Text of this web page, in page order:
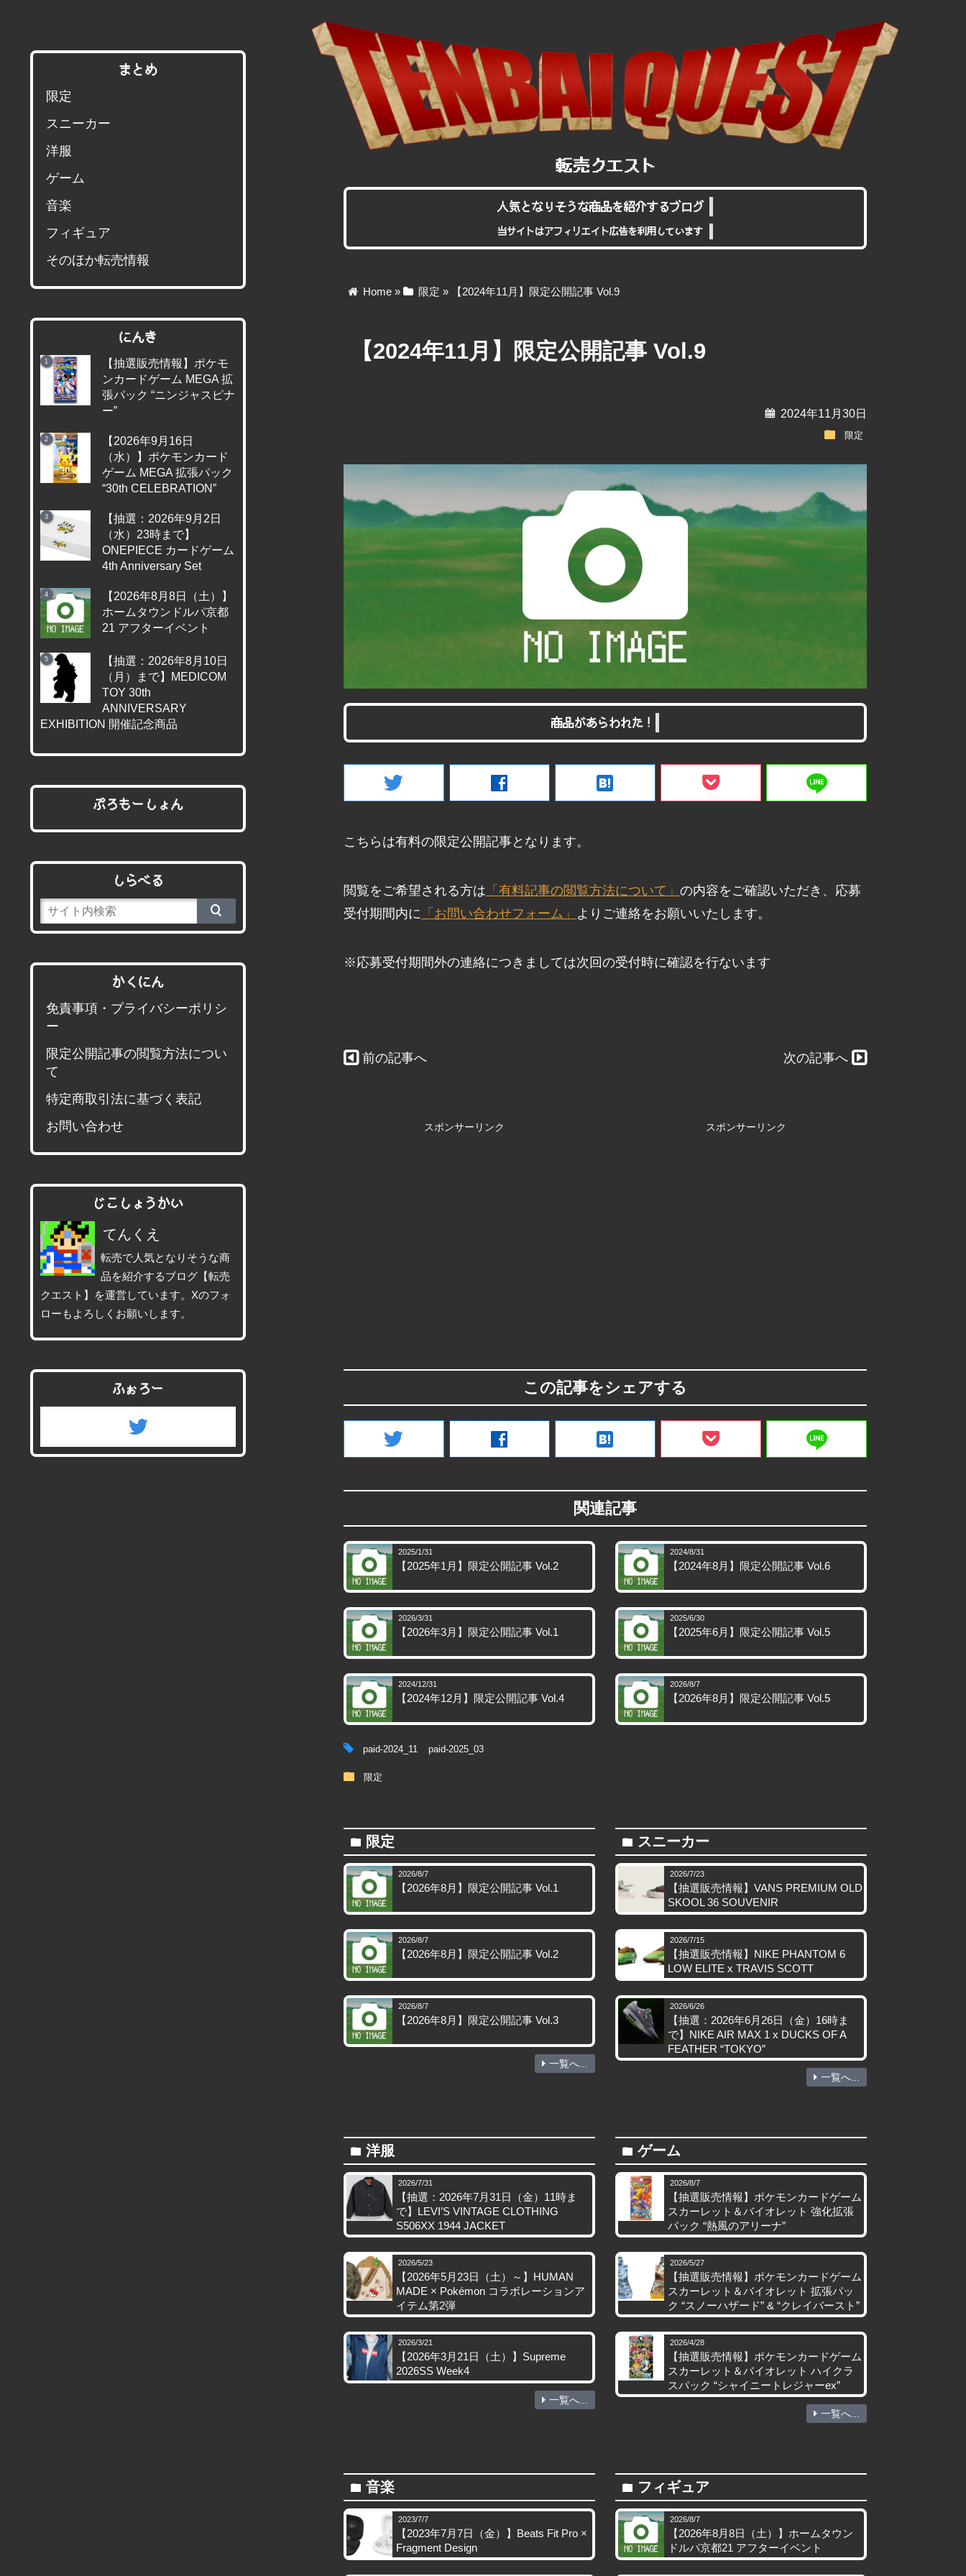
人気となりそうな商品を紹介するブログ
当サイトはアフィリエイト広告を利用しています
Home » 限定 » 【2024年11月】限定公開記事 Vol.9
【2024年11月】限定公開記事 Vol.9
calendar 2024年11月30日
folder 限定
商品があらわれた！
twitter facebook hatenabookmark line
こちらは有料の限定公開記事となります。
閲覧をご希望される方は 「有料記事の閲覧方法について」 の内容をご確認いただき、応募
受付期間内に 「お問い合わせフォーム」 よりご連絡をお願いいたします。
※応募受付期間外の連絡につきましては次回の受付時に確認を行ないます
前の記事へ 次の記事へ
スポンサーリンク スポンサーリンク
この記事をシェアする
twitter facebook hatenabookmark line
関連記事
2025/1/31
【2025年1月】限定公開記事 Vol.2
2024/8/31
【2024年8月】限定公開記事 Vol.6
2026/3/31
【2026年3月】限定公開記事 Vol.1
2025/6/30
【2025年6月】限定公開記事 Vol.5
2024/12/31
【2024年12月】限定公開記事 Vol.4
2026/8/7
【2026年8月】限定公開記事 Vol.5
tag paid-2024_11 paid-2025_03
folder 限定
folder 限定
2026/8/7
【2026年8月】限定公開記事 Vol.1
2026/8/7
【2026年8月】限定公開記事 Vol.2
2026/8/7
【2026年8月】限定公開記事 Vol.3
一覧へ...
folder スニーカー
2026/7/23
【抽選販売情報】VANS PREMIUM OLD
SKOOL 36 SOUVENIR
2026/7/15
【抽選販売情報】NIKE PHANTOM 6
LOW ELITE x TRAVIS SCOTT
2026/6/26
【抽選：2026年6月26日（金）16時ま
で】NIKE AIR MAX 1 x DUCKS OF A
FEATHER “TOKYO”
一覧へ...
folder 洋服
2026/7/31
【抽選：2026年7月31日（金）11時ま
で】LEVI’S VINTAGE CLOTHING
S506XX 1944 JACKET
2026/5/23
【2026年5月23日（土）～】HUMAN
MADE × Pokémon コラボレーションア
イテム第2弾
2026/3/21
【2026年3月21日（土）】Supreme
2026SS Week4
一覧へ...
folder ゲーム
2026/8/7
【抽選販売情報】ポケモンカードゲーム
スカーレット＆バイオレット 強化拡張
パック “熱風のアリーナ”
2026/5/27
【抽選販売情報】ポケモンカードゲーム
スカーレット＆バイオレット 拡張パッ
ク “スノーハザード” & “クレイバースト”
2026/4/28
【抽選販売情報】ポケモンカードゲーム
スカーレット＆バイオレット ハイクラ
スパック “シャイニートレジャーex”
一覧へ...
folder 音楽
2023/7/7
【2023年7月7日（金）】Beats Fit Pro ×
Fragment Design
folder フィギュア
2026/8/7
【2026年8月8日（土）】ホームタウン
ドルパ京都21 アフターイベント
まとめ
限定
スニーカー
洋服
ゲーム
音楽
フィギュア
そのほか転売情報
にんき
【抽選販売情報】ポケモ
ンカードゲーム MEGA 拡
張パック “ニンジャスピナ
ー”
【2026年9月16日
（水）】ポケモンカード
ゲーム MEGA 拡張パック
“30th CELEBRATION”
【抽選：2026年9月2日
（水）23時まで】
ONEPIECE カードゲーム
4th Anniversary Set
【2026年8月8日（土）】
ホームタウンドルパ京都
21 アフターイベント
【抽選：2026年8月10日
（月）まで】MEDICOM
TOY 30th
ANNIVERSARY
EXHIBITION 開催記念商品
ぷろもーしょん
しらべる
かくにん
免責事項・プライバシーポリシ
ー
限定公開記事の閲覧方法につい
て
特定商取引法に基づく表記
お問い合わせ
じこしょうかい
てんくえ
転売で人気となりそうな商
品を紹介するブログ【転売
クエスト】を運営しています。Xのフォ
ローもよろしくお願いします。
ふぉろー
twitter